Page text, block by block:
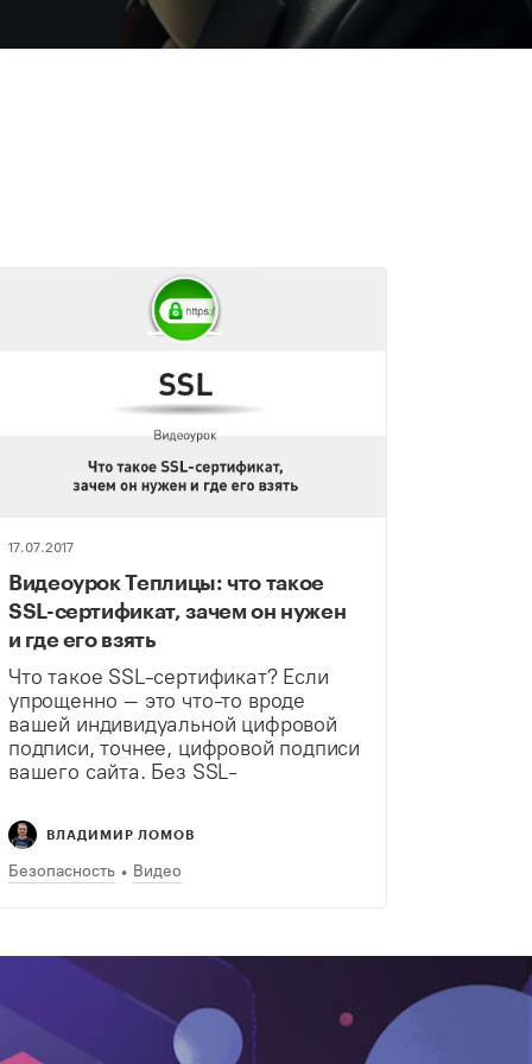
17.07.2017
Видеоурок Теплицы: что такое
SSL-сертификат, зачем он нужен
и где его взять
Что такое SSL-сертификат? Если
упрощенно – это что-то вроде
вашей индивидуальной цифровой
подписи, точнее, цифровой подписи
вашего сайта. Без SSL-
настроить HTTPS, защищенный
протокол передачи данных от сайта
к пользователю и обратно. В нашем
видеоуроке мы рассказываем…
ВЛАДИМИР ЛОМОВ
Безопасность Видео